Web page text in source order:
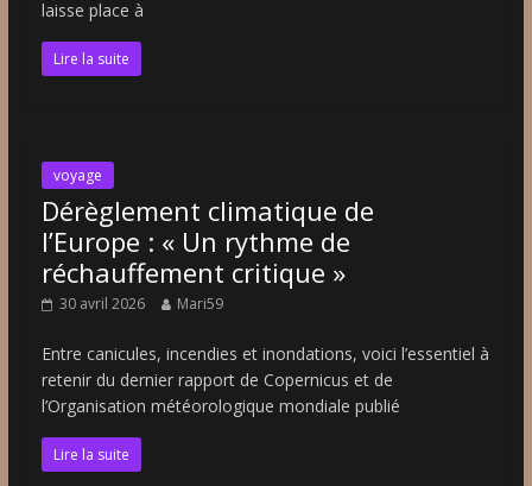
laisse place à
Lire la suite
voyage
Dérèglement climatique de
l’Europe : « Un rythme de
réchauffement critique »
30 avril 2026 Mari59
Entre canicules, incendies et inondations, voici l’essentiel à
retenir du dernier rapport de Copernicus et de
l’Organisation météorologique mondiale publié
Lire la suite